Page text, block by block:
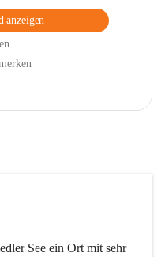
anzeigen
See ein Ort mit sehr